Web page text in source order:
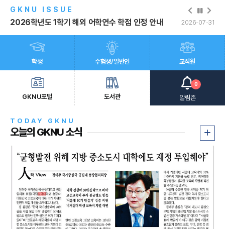
GKNU ISSUE
2026학년도 2학기 등록금 차등납부 안내 2026-08-03
2026학년도 1학기 해외 어학연수 학점 인정 안내 2026-07-31
2026학년도 2학기 수강신청 일정 공고 2026-07-28
2026-07-21
2026-08-04
학생 수험생/일반인 교직원
GKNU포털 도서관
0
알림존
TODAY GKNU
오늘의 GKNU 소식